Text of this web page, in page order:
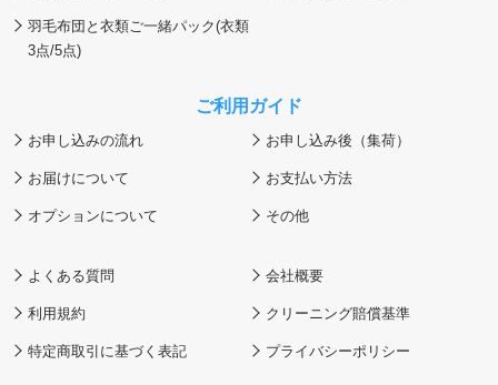
羽毛布団と衣類ご一緒パック(衣類
3点/5点)
ご利用ガイド
お申し込みの流れ お申し込み後（集荷）
お届けについて お支払い方法
オプションについて その他
よくある質問 会社概要
利用規約 クリーニング賠償基準
特定商取引に基づく表記 プライバシーポリシー